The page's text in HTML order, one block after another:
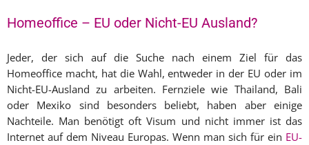
Homeoffice – EU oder Nicht-EU Ausland?
Jeder, der sich auf die Suche nach einem Ziel für das
Homeoffice macht, hat die Wahl, entweder in der EU oder im
Nicht-EU-Ausland zu arbeiten. Fernziele wie Thailand, Bali
oder Mexiko sind besonders beliebt, haben aber einige
Nachteile. Man benötigt oft Visum und nicht immer ist das
Internet auf dem Niveau Europas. Wenn man sich für ein EU-